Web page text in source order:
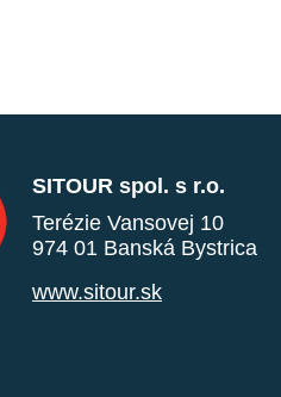
SITOUR spol. s r.o.
Terézie Vansovej 10
974 01 Banská Bystrica
www.sitour.sk